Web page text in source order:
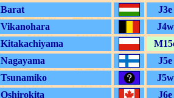
Barat J3e
Vikanohara J4w
Kitakachiyama
Nagayama J5e
Tsunamiko J5w
Oshirokita J6e